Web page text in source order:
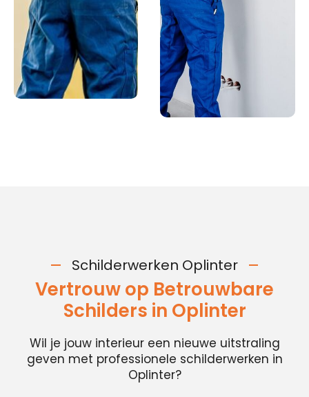
Schilderwerken Oplinter
Vertrouw op Betrouwbare
Schilders in Oplinter
Wil je jouw interieur een nieuwe uitstraling
geven met professionele schilderwerken in
Oplinter?